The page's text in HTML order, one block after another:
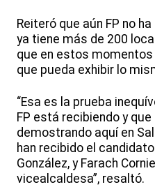
Reiteró que aún FP no
ya tiene más de 200
que en estos momentos
que pueda exhibir lo
“Esa es la prueba
FP está recibiendo y
demostrando aquí en
han recibido el
González, y Farach
vicealcaldesa”, resaltó.